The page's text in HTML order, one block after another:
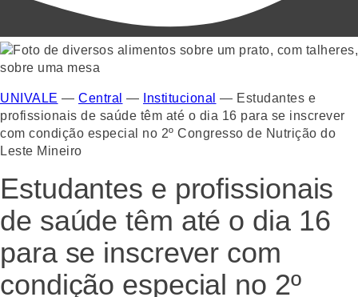
UNIVALE — Central — Institucional — Estudantes e
profissionais de saúde têm até o dia 16 para se inscrever
com condição especial no 2º Congresso de Nutrição do
Leste Mineiro
Estudantes e profissionais
de saúde têm até o dia 16
para se inscrever com
condição especial no 2º